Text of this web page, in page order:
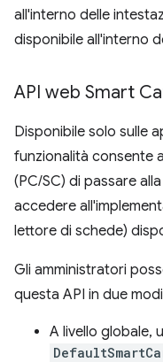
all'interno delle
disponibile all'interno
API web Smart
Disponibile solo sulle
funzionalità consente
(PC/SC) di passare
accedere
lettore di schede)
Gli amministratori
questa API in due
A livello globale,